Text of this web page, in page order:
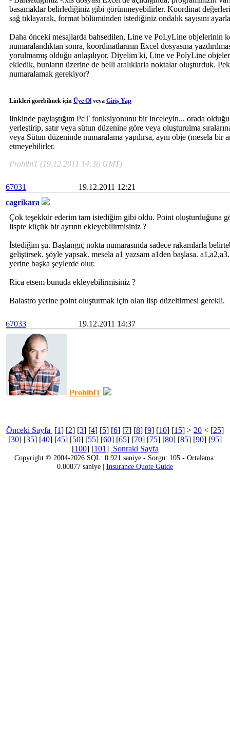
basamaklar belirlediğiniz gibi görünmeyebilirler. Koordinat
sağ tıklayarak, format bölümünden istediğiniz ondalık sayısını
Daha önceki mesajlarda bahsedilen, Line ve PoLyLine objelerinin
numaralandıktan sonra, koordinatlarının Excel dosyasına
yorulmamış olduğu anlaşılıyor. Diyelim ki, Line ve PolyLine
ekledik, bunların üzerine de belli aralıklarla noktalar oluşturduk.
numaralamak gerekiyor?
Linkleri görebilmek için Üye Ol veya Giriş Yap
linkinde paylaştığım PcT fonksiyonunu bir inceleyin... orada
yerleştirip, satır veya sütun düzenine göre veya oluşturulma
veya Sütun düzeninde numaralama yapılırsa, aynı obje (mesela
etmeyebilirler.
ProhibiT (19.12.2011 14:36 GMT)
67031
19.12.2011 12:21
cagrikara
Çok teşekkür ederim tam istediğim gibi oldu. Point oluşturduğuna
lispte küçük bir ayrıntı ekleyebilirmisiniz ?
İstediğim şu. Başlangıç nokta numarasında sadece rakamlarla
geliştirsek. şöyle yapsak. mesela a1 yazsam a1den başlasa.
yerine başka şeylerde olur.
Rica etsem bunuda ekleyebilirmisiniz ?
Balastro yerine point oluşturmak için olan lisp düzeltirmesi gerekli.
67033 19.12.2011 14:37
ProhibiT
Önceki Sayfa [1] [2] [3] [4] [5] [6] [7] [8] [9] [10] [15] > 20 < [25]
[30] [35] [40] [45] [50] [55] [60] [65] [70] [75] [80] [85] [90] [95]
[100] [101] Sonraki Sayfa
Copyright © 2004-2026 SQL: 0.921 saniye - Sorgu: 105 - Ortalama:
0.00877 saniye | Insurance Quote Guide